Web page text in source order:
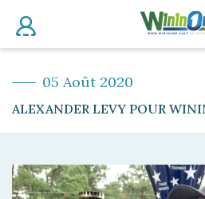
05 Août 2020
ALEXANDER LEVY POUR